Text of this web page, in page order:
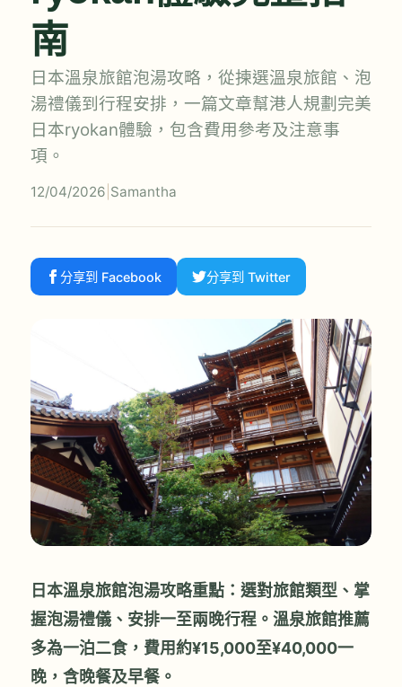
南
日本溫泉旅館泡湯攻略，從揀選溫泉旅館、泡
湯禮儀到行程安排，一篇文章幫港人規劃完美
日本ryokan體驗，包含費用參考及注意事
項。
12/04/2026 Samantha
分享到 Facebook 分享到 Twitter
日本溫泉旅館泡湯攻略重點：選對旅館類型、掌
握泡湯禮儀、安排一至兩晚行程。溫泉旅館推薦
多為一泊二食，費用約¥15,000至¥40,000一
晚，含晚餐及早餐。